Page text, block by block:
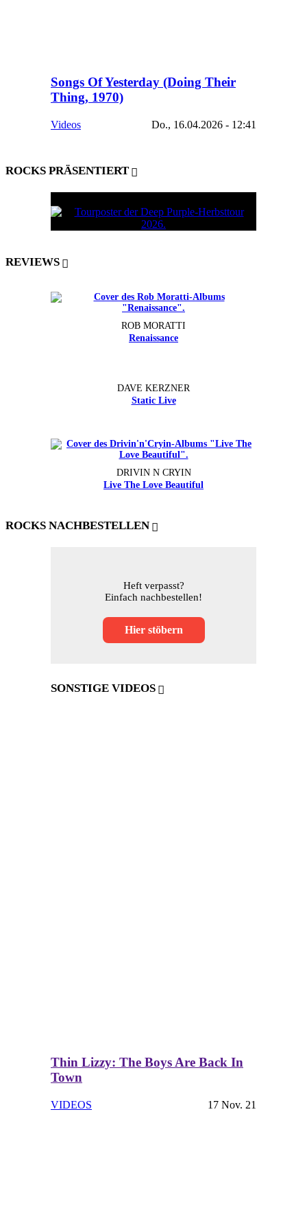
Songs Of Yesterday (Doing Their
Thing, 1970)
Videos Do., 16.04.2026 - 12:41
ROCKS PRÄSENTIERT
REVIEWS
ROB MORATTI
Renaissance
DAVE KERZNER
Static Live
DRIVIN N CRYIN
Live The Love Beautiful
ROCKS NACHBESTELLEN
Heft verpasst?
Einfach nachbestellen!
Hier stöbern
SONSTIGE VIDEOS
Thin Lizzy: The Boys Are Back In
Town
VIDEOS 17 Nov. 21